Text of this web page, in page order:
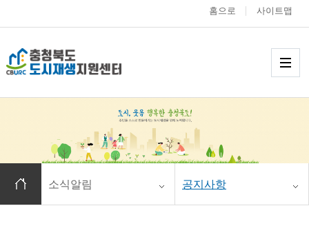
충청북도 도시재
홈으로 사이트맵
홈으로 이동
소식알림 공지사항